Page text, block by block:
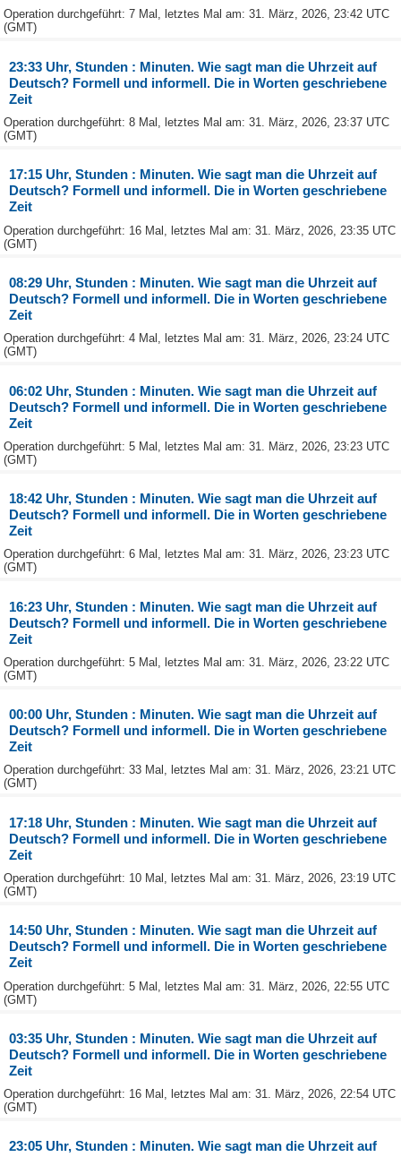
Operation durchgeführt: 7 Mal, letztes Mal am: 31. März, 2026, 23:42 UTC
(GMT)
23:33 Uhr, Stunden : Minuten. Wie sagt man die Uhrzeit auf
Deutsch? Formell und informell. Die in Worten geschriebene
Zeit
Operation durchgeführt: 8 Mal, letztes Mal am: 31. März, 2026, 23:37 UTC
(GMT)
17:15 Uhr, Stunden : Minuten. Wie sagt man die Uhrzeit auf
Deutsch? Formell und informell. Die in Worten geschriebene
Zeit
Operation durchgeführt: 16 Mal, letztes Mal am: 31. März, 2026, 23:35 UTC
(GMT)
08:29 Uhr, Stunden : Minuten. Wie sagt man die Uhrzeit auf
Deutsch? Formell und informell. Die in Worten geschriebene
Zeit
Operation durchgeführt: 4 Mal, letztes Mal am: 31. März, 2026, 23:24 UTC
(GMT)
06:02 Uhr, Stunden : Minuten. Wie sagt man die Uhrzeit auf
Deutsch? Formell und informell. Die in Worten geschriebene
Zeit
Operation durchgeführt: 5 Mal, letztes Mal am: 31. März, 2026, 23:23 UTC
(GMT)
18:42 Uhr, Stunden : Minuten. Wie sagt man die Uhrzeit auf
Deutsch? Formell und informell. Die in Worten geschriebene
Zeit
Operation durchgeführt: 6 Mal, letztes Mal am: 31. März, 2026, 23:23 UTC
(GMT)
16:23 Uhr, Stunden : Minuten. Wie sagt man die Uhrzeit auf
Deutsch? Formell und informell. Die in Worten geschriebene
Zeit
Operation durchgeführt: 5 Mal, letztes Mal am: 31. März, 2026, 23:22 UTC
(GMT)
00:00 Uhr, Stunden : Minuten. Wie sagt man die Uhrzeit auf
Deutsch? Formell und informell. Die in Worten geschriebene
Zeit
Operation durchgeführt: 33 Mal, letztes Mal am: 31. März, 2026, 23:21 UTC
(GMT)
17:18 Uhr, Stunden : Minuten. Wie sagt man die Uhrzeit auf
Deutsch? Formell und informell. Die in Worten geschriebene
Zeit
Operation durchgeführt: 10 Mal, letztes Mal am: 31. März, 2026, 23:19 UTC
(GMT)
14:50 Uhr, Stunden : Minuten. Wie sagt man die Uhrzeit auf
Deutsch? Formell und informell. Die in Worten geschriebene
Zeit
Operation durchgeführt: 5 Mal, letztes Mal am: 31. März, 2026, 22:55 UTC
(GMT)
03:35 Uhr, Stunden : Minuten. Wie sagt man die Uhrzeit auf
Deutsch? Formell und informell. Die in Worten geschriebene
Zeit
Operation durchgeführt: 16 Mal, letztes Mal am: 31. März, 2026, 22:54 UTC
(GMT)
23:05 Uhr, Stunden : Minuten. Wie sagt man die Uhrzeit auf